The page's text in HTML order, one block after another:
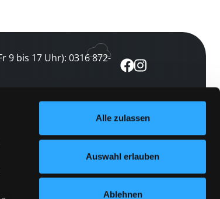
Alle zulassen
Auswahl erlauben
Ablehnen
9 bis 17 Uhr): 0316 872-
abonnieren
verpassen